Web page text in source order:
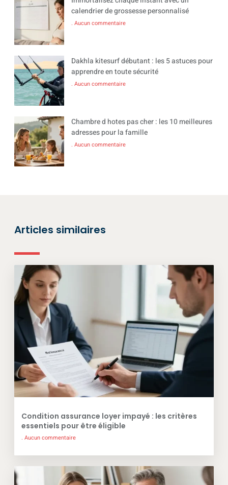
calendrier de grossesse personnalisé
Aucun commentaire
Dakhla kitesurf débutant : les 5 astuces pour
apprendre en toute sécurité
Aucun commentaire
Chambre d hotes pas cher : les 10 meilleures
adresses pour la famille
Aucun commentaire
Articles similaires
Condition assurance loyer impayé : les critères
essentiels pour être éligible
Aucun commentaire